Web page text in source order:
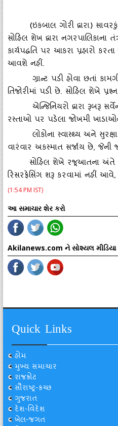
(ઇકબાલ ગોરી દ્વારા)
સોહિલ શેખ દ્વારા
કાર્યપદ્ધતિ પર આકરા પ્રહારો
આવશે નહીં.
ગ્રાન્‍ટ પડી હોવા છતાં
તિજોરીમાં પડી છે. સોહિલ શેખે
એન્‍જિનિયરો દ્વારા રૂબરૂ
રસ્‍તાઓ પર પડેલા જોખમી
લોકોના સ્‍વાસ્‍થ્‍ય અને
વારંવાર અકસ્‍માત સર્જાય છે, જેની
સોહિલ શેખે રજૂઆતના અંતે
રિસરફેસિંગ શરૂ કરવામાં નહીં આવે,
(1:54 PM IST)
આ સમાચાર શેર કરો
Akilanews.com ને સોશ્યલ મીડિયા
Quick Links
હોમ
મુખ્ય સમાચાર
રાજકોટ
સૌરાષ્ટ્ર-કચ્છ
ગુજરાત
દેશ-વિદેશ
ખેલ-જગત